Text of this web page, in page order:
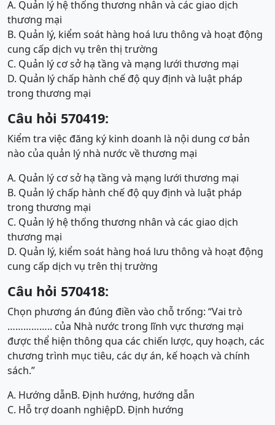
A. Quản lý hệ thống thương nhân và các giao dịch
thương mại
B. Quản lý, kiểm soát hàng hoá lưu thông và hoạt động
cung cấp dịch vụ trên thị trường
C. Quản lý cơ sở hạ tầng và mạng lưới thương mại
D. Quản lý chấp hành chế độ quy định và luật pháp
trong thương mại
Câu hỏi 570419:
Kiểm tra việc đăng ký kinh doanh là nội dung cơ bản
nào của quản lý nhà nước về thương mại
A. Quản lý cơ sở hạ tầng và mạng lưới thương mại
B. Quản lý chấp hành chế độ quy định và luật pháp
trong thương mại
C. Quản lý hệ thống thương nhân và các giao dịch
thương mại
D. Quản lý, kiểm soát hàng hoá lưu thông và hoạt động
cung cấp dịch vụ trên thị trường
Câu hỏi 570418:
Chọn phương án đúng điền vào chỗ trống: “Vai trò
…………….. của Nhà nước trong lĩnh vực thương mại
được thể hiện thông qua các chiến lược, quy hoạch, các
chương trình mục tiêu, các dự án, kế hoạch và chính
sách.”
A. Hướng dẫnB. Định hướng, hướng dẫn
C. Hỗ trợ doanh nghiệpD. Định hướng